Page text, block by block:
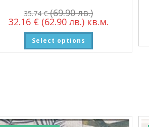
35.74€ (69.90 лв.)
32.16 € (62.90 лв.)кв.м.
Select options